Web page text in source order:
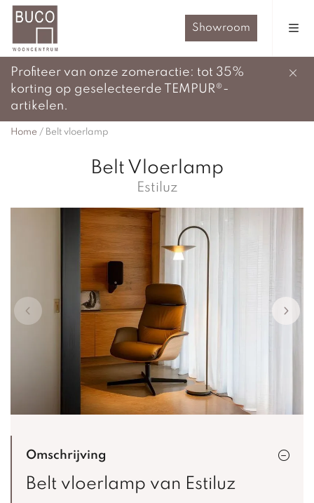
Showroom
Profiteer van onze zomeractie: tot 35%
korting op geselecteerde TEMPUR®-
artikelen.
Home / Belt vloerlamp
Belt Vloerlamp
Estiluz
Omschrijving
Belt vloerlamp van Estiluz